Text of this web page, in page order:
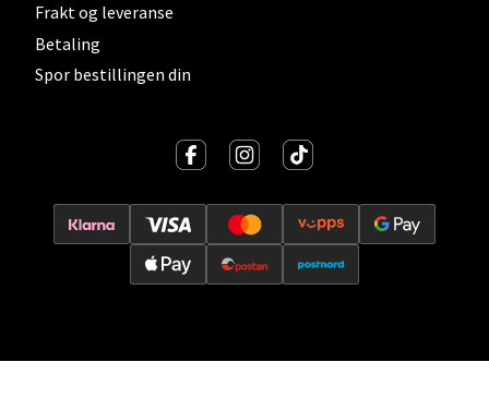
Frakt og leveranse
Betaling
Spor bestillingen din
Lillehammer - Strandtorget
Åpent i dag 09-20
0 i butikk